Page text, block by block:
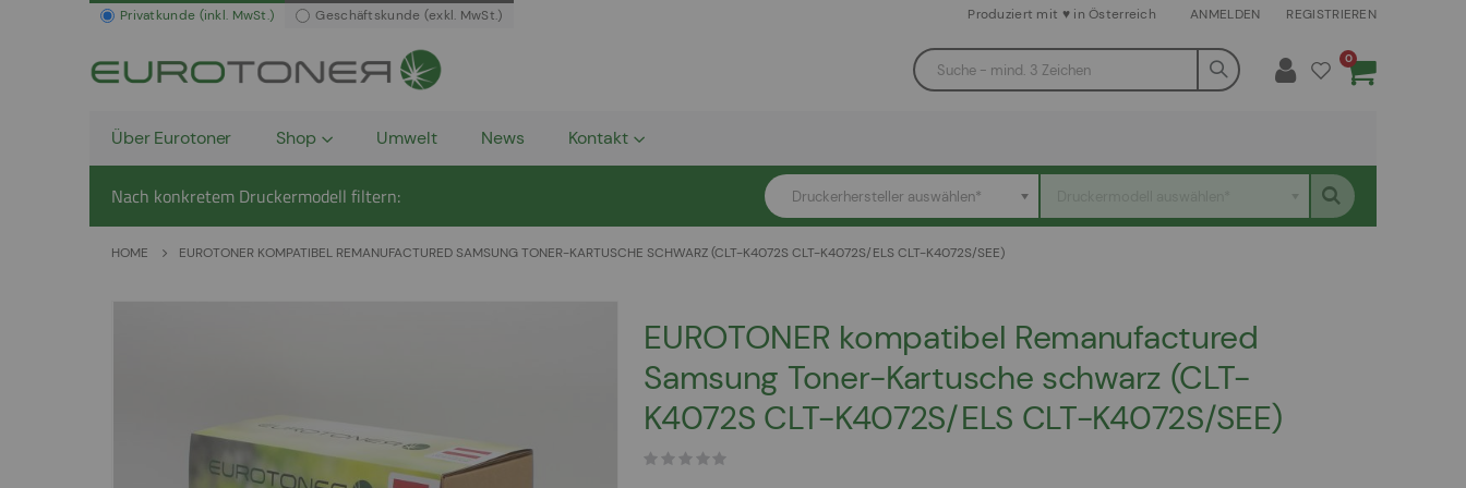
Privatkunde (inkl. MwSt.) Geschäftskunde (exkl. MwSt.) Produziert mit ♥ in Österreich ANMELDEN REGISTRIEREN
Warenkorb
0Artikel
Über Eurotoner Shop Umwelt News Kontakt
Nach konkretem Druckermodell filtern: Druckerhersteller auswählen*
HOME EUROTONER KOMPATIBEL REMANUFACTURED SAMSUNG TONER-KARTUSCHE SCHWARZ (CLT-K4072S CLT-K4072S/ELS CLT-K4072S/SEE)
EUROTONER kompatibel Remanufactured
Samsung Toner-Kartusche schwarz (CLT-
K4072S CLT-K4072S/ELS CLT-K4072S/SEE)